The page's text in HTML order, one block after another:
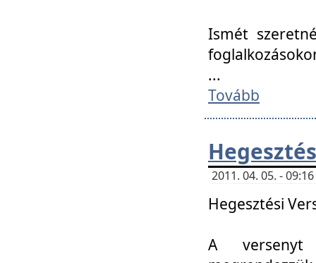
Ismét
...
Tovább
2011. 04. 05. -
Hegesztési
A versenyt